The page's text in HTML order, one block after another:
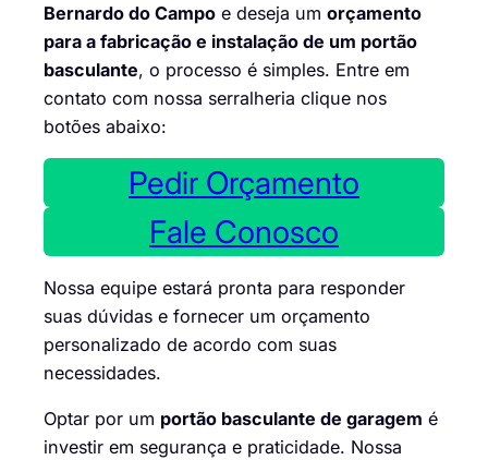
Bernardo do Campo e deseja um orçamento
para a fabricação e instalação de um portão
basculante, o processo é simples. Entre em
contato com nossa serralheria clique nos
botões abaixo:
Pedir Orçamento
Fale Conosco
Nossa equipe estará pronta para responder
suas dúvidas e fornecer um orçamento
personalizado de acordo com suas
necessidades.
Optar por um portão basculante de garagem é
investir em segurança e praticidade. Nossa